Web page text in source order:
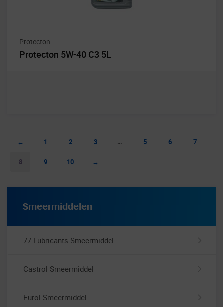
Protecton
Protecton 5W-40 C3 5L
← 1 2 3 … 5 6 7
8 9 10 →
Smeermiddelen
77-Lubricants Smeermiddel
Castrol Smeermiddel
Eurol Smeermiddel